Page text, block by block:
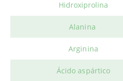
Hidroxiprolina
Alanina
Arginina
Ácido aspártico